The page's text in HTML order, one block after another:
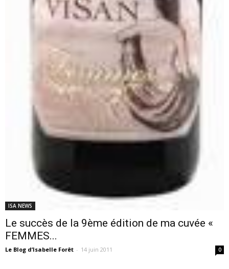
ISA NEWS
Le succès de la 9ème édition de ma cuvée «
FEMMES...
Le Blog d’Isabelle Forêt - 14 juin 2011 0